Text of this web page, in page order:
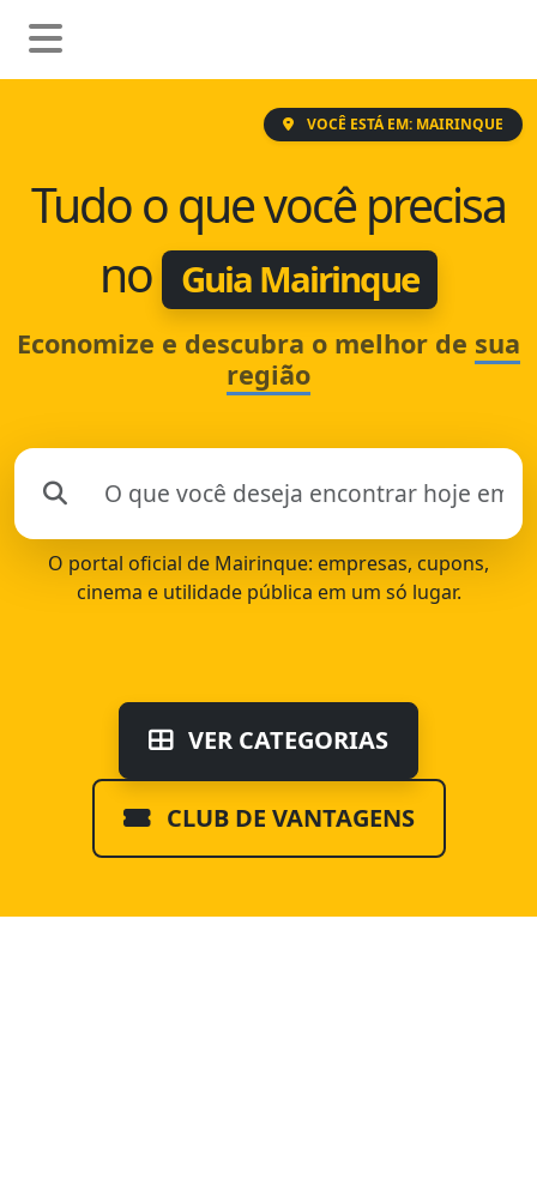
VOCÊ ESTÁ EM: MAIRINQUE
Tudo o que você precisa
no
Guia Mairinque
Economize e descubra o melhor de sua
região
O portal oficial de Mairinque: empresas, cupons,
cinema e utilidade pública em um só lugar.
VER CATEGORIAS
CLUB DE VANTAGENS